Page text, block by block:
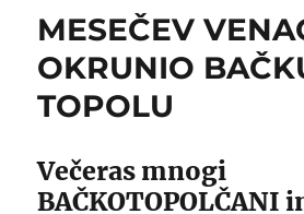
MESEČEV
OKRUNIO
TOPOLU
Večeras mnogi
BAČKOTOPOLČANI